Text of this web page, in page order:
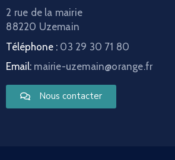
2 rue de la mairie
88220 Uzemain
Téléphone : 03 29 30 71 80
Email: mairie-uzemain@orange.fr
Nous contacter